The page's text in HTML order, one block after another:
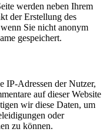
werden neben Ihrem
der Erstellung des
Sie nicht anonym
gespeichert.
IP-Adressen der Nutzer,
auf dieser Website
wir diese Daten, um
oder
zu können.